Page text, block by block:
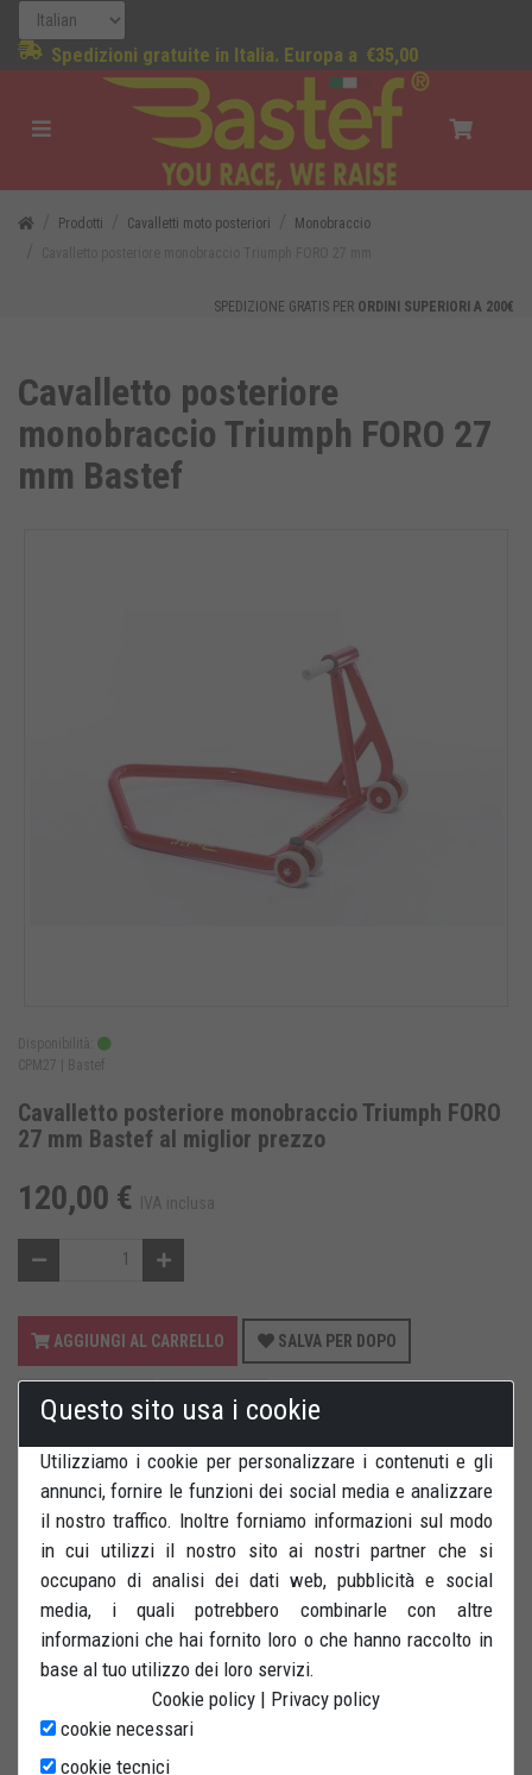
Spedizioni gratuite in Italia. Europa a €35,00
Prodotti Cavalletti moto posteriori
Monobraccio
SPEDIZIONE GRATIS PER ORDINI SUPERIORI A 200€
Cavalletto posteriore
monobraccio Triumph FORO 27
mm Bastef
Disponibilità:
CPM27 |
Bastef
Cavalletto posteriore monobraccio Triumph FORO
27 mm Bastef al miglior prezzo
120,00 € IVA inclusa
AGGIUNGI AL CARRELLO SALVA PER DOPO
RECENSIONI STAMPA
Cavalletto posterioe per forcelloni monobraccio SINISTRO,
specifico per TRIUMPH e HONDA VFR. Perno portante montato
su due cuscinetti autolubrificanti ed intercambiabile. Tubo di
acciaio di grande diametro verniciato a polvere. Quattro ruote
in gomma con anima rinformzata.
Questo sito usa i cookie
Utilizziamo i cookie per personalizzare i contenuti e gli
annunci, fornire le funzioni dei social media e analizzare
il nostro traffico. Inoltre forniamo informazioni sul modo
in cui utilizzi il nostro sito ai nostri partner che si
occupano di analisi dei dati web, pubblicità e social
media, i quali potrebbero combinarle con altre
informazioni che hai fornito loro o che hanno raccolto in
base al tuo utilizzo dei loro servizi.
Cookie policy | Privacy policy
cookie necessari
cookie tecnici